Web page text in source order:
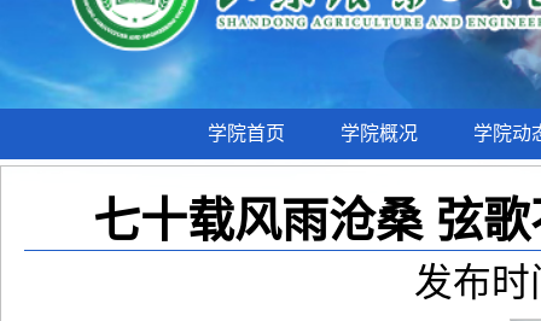
学院首页 学院概况 学院动
七十载风雨沧桑 弦
发布